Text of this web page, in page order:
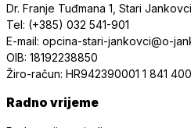
Dr. Franje Tuđmana 1, Stari
Tel: (+385) 032 541-901
E-mail: opcina-stari-jankovci@o-
OIB: 18192238850
Žiro-račun: HR942390001 1 841
Radno vrijeme